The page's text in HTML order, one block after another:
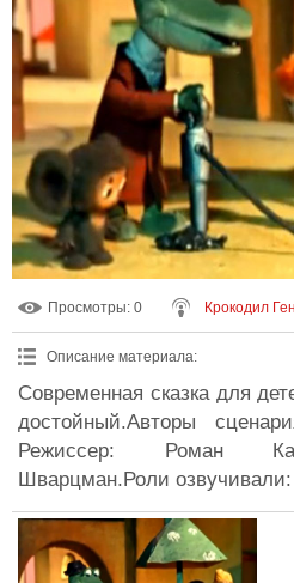
Просмотры: 0 Крокодил
Описание материала:
Современная сказка для
достойный.Авторы
Режиссер: Роман
Шварцман.Роли